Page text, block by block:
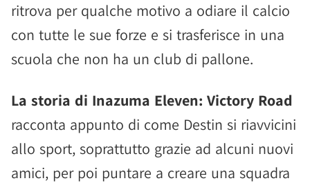
ritrova per qualche motivo a odiare il calcio
con tutte le sue forze e si trasferisce in una
scuola che non ha un club di pallone.
La storia di Inazuma Eleven: Victory Road
racconta appunto di come Destin si riavvicini
allo sport, soprattutto grazie ad alcuni nuovi
amici, per poi puntare a creare una squadra